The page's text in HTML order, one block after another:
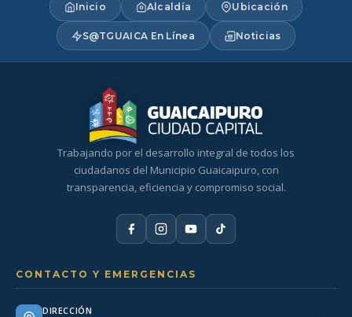
Inicio Alcaldía Ubicación
S@TGUAICA En Línea Noticias
Trabajando por el desarrollo integral de todos los
ciudadanos del Municipio Guaicaipuro, con
transparencia, eficiencia y compromiso social.
CONTACTO Y EMERGENCIAS
DIRECCIÓN